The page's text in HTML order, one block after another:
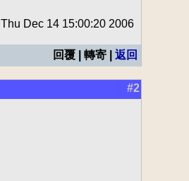
Thu Dec 14 15:00:20 2006
回覆 | 轉寄 | 返回
#2